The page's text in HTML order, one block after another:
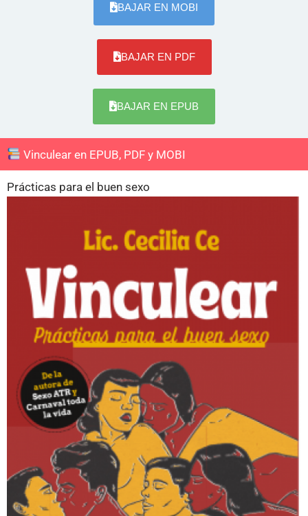
BAJAR EN MOBI
BAJAR EN PDF
BAJAR EN EPUB
Vinculear en EPUB, PDF y MOBI
Prácticas para el buen sexo